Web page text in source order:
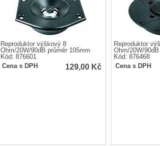
Reproduktor výškový 8
Ohm/20W/90dB průměr 105mm
Kód: 876601
Cena s DPH
129,00 Kč
Reproduktor
Ohm/20W/
Kód: 876468
Cena s DPH